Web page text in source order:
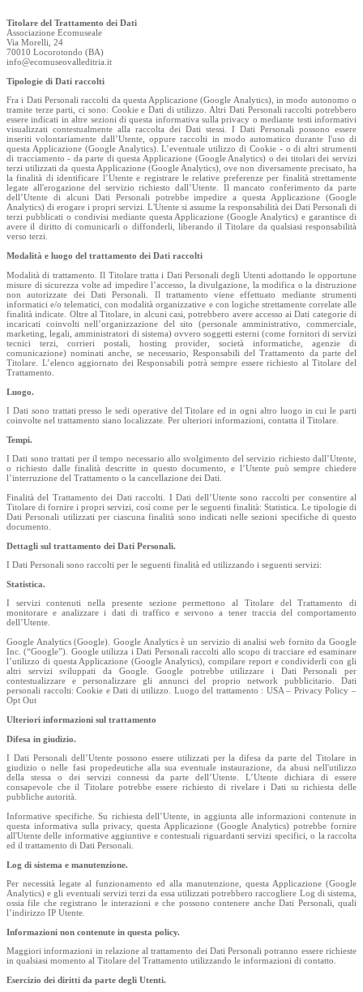
Titolare del Trattamento dei Dati
Associazione Ecomuseale
Via Morelli, 24
70010 Locorotondo (BA)
info@ecomuseovalleditria.it
Tipologie di Dati raccolti
Fra i Dati Personali raccolti da questa Applicazione (Google Analytics), in modo autonomo o
tramite terze parti, ci sono: Cookie e Dati di utilizzo. Altri Dati Personali raccolti potrebbero
essere indicati in altre sezioni di questa informativa sulla privacy o mediante testi informativi
visualizzati contestualmente alla raccolta dei Dati stessi. I Dati Personali possono essere
inseriti volontariamente dall’Utente, oppure raccolti in modo automatico durante l'uso di
questa Applicazione (Google Analytics). L’eventuale utilizzo di Cookie - o di altri strumenti
di tracciamento - da parte di questa Applicazione (Google Analytics) o dei titolari dei servizi
terzi utilizzati da questa Applicazione (Google Analytics), ove non diversamente precisato, ha
la finalità di identificare l’Utente e registrare le relative preferenze per finalità strettamente
legate all'erogazione del servizio richiesto dall’Utente. Il mancato conferimento da parte
dell’Utente di alcuni Dati Personali potrebbe impedire a questa Applicazione (Google
Analytics) di erogare i propri servizi. L'Utente si assume la responsabilità dei Dati Personali di
terzi pubblicati o condivisi mediante questa Applicazione (Google Analytics) e garantisce di
avere il diritto di comunicarli o diffonderli, liberando il Titolare da qualsiasi responsabilità
verso terzi.
Modalità e luogo del trattamento dei Dati raccolti
Modalità di trattamento. Il Titolare tratta i Dati Personali degli Utenti adottando le opportune
misure di sicurezza volte ad impedire l’accesso, la divulgazione, la modifica o la distruzione
non autorizzate dei Dati Personali. Il trattamento viene effettuato mediante strumenti
informatici e/o telematici, con modalità organizzative e con logiche strettamente correlate alle
finalità indicate. Oltre al Titolare, in alcuni casi, potrebbero avere accesso ai Dati categorie di
incaricati coinvolti nell’organizzazione del sito (personale amministrativo, commerciale,
marketing, legali, amministratori di sistema) ovvero soggetti esterni (come fornitori di servizi
tecnici terzi, corrieri postali, hosting provider, società informatiche, agenzie di
comunicazione) nominati anche, se necessario, Responsabili del Trattamento da parte del
Titolare. L’elenco aggiornato dei Responsabili potrà sempre essere richiesto al Titolare del
Trattamento.
Luogo.
I Dati sono trattati presso le sedi operative del Titolare ed in ogni altro luogo in cui le parti
coinvolte nel trattamento siano localizzate. Per ulteriori informazioni, contatta il Titolare.
Tempi.
I Dati sono trattati per il tempo necessario allo svolgimento del servizio richiesto dall’Utente,
o richiesto dalle finalità descritte in questo documento, e l’Utente può sempre chiedere
l’interruzione del Trattamento o la cancellazione dei Dati.
Finalità del Trattamento dei Dati raccolti. I Dati dell’Utente sono raccolti per consentire al
Titolare di fornire i propri servizi, così come per le seguenti finalità: Statistica. Le tipologie di
Dati Personali utilizzati per ciascuna finalità sono indicati nelle sezioni specifiche di questo
documento.
Dettagli sul trattamento dei Dati Personali.
I Dati Personali sono raccolti per le seguenti finalità ed utilizzando i seguenti servizi:
Statistica.
I servizi contenuti nella presente sezione permettono al Titolare del Trattamento di
monitorare e analizzare i dati di traffico e servono a tener traccia del comportamento
dell’Utente.
Google Analytics (Google). Google Analytics è un servizio di analisi web fornito da Google
Inc. (“Google”). Google utilizza i Dati Personali raccolti allo scopo di tracciare ed esaminare
l’utilizzo di questa Applicazione (Google Analytics), compilare report e condividerli con gli
altri servizi sviluppati da Google. Google potrebbe utilizzare i Dati Personali per
contestualizzare e personalizzare gli annunci del proprio network pubblicitario. Dati
personali raccolti: Cookie e Dati di utilizzo. Luogo del trattamento : USA – Privacy Policy –
Opt Out
Ulteriori informazioni sul trattamento
Difesa in giudizio.
I Dati Personali dell’Utente possono essere utilizzati per la difesa da parte del Titolare in
giudizio o nelle fasi propedeutiche alla sua eventuale instaurazione, da abusi nell'utilizzo
della stessa o dei servizi connessi da parte dell’Utente. L’Utente dichiara di essere
consapevole che il Titolare potrebbe essere richiesto di rivelare i Dati su richiesta delle
pubbliche autorità.
Informative specifiche. Su richiesta dell’Utente, in aggiunta alle informazioni contenute in
questa informativa sulla privacy, questa Applicazione (Google Analytics) potrebbe fornire
all'Utente delle informative aggiuntive e contestuali riguardanti servizi specifici, o la raccolta
ed il trattamento di Dati Personali.
Log di sistema e manutenzione.
Per necessità legate al funzionamento ed alla manutenzione, questa Applicazione (Google
Analytics) e gli eventuali servizi terzi da essa utilizzati potrebbero raccogliere Log di sistema,
ossia file che registrano le interazioni e che possono contenere anche Dati Personali, quali
l’indirizzo IP Utente.
Informazioni non contenute in questa policy.
Maggiori informazioni in relazione al trattamento dei Dati Personali potranno essere richieste
in qualsiasi momento al Titolare del Trattamento utilizzando le informazioni di contatto.
Esercizio dei diritti da parte degli Utenti.